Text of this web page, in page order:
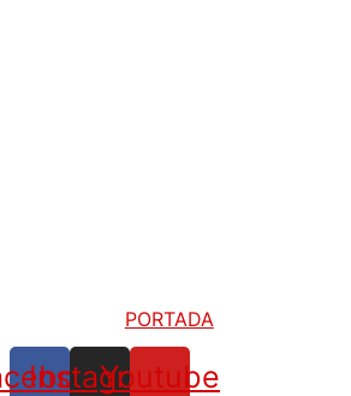
PORTADA
Instagram
Youtube